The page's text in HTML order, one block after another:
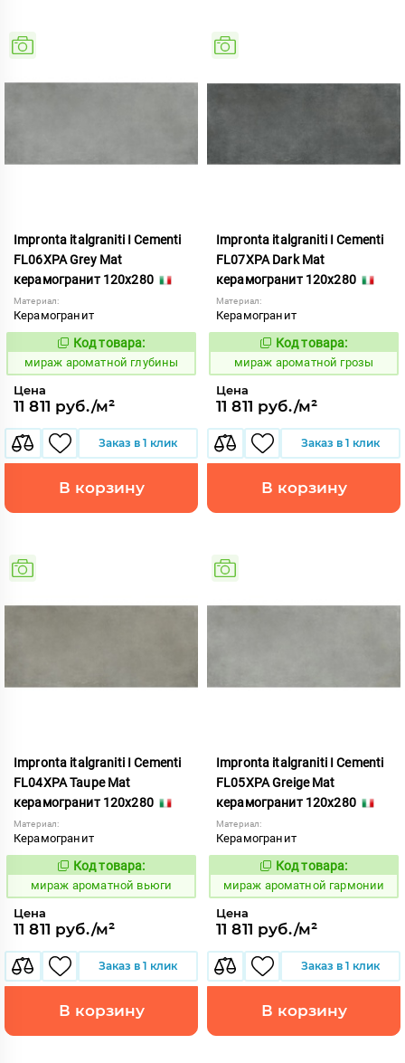
Impronta italgraniti I Cementi
FL06XPA Grey Mat
керамогранит 120x280
Материал:
Керамогранит
984642
Код товара:
мираж ароматной глубины
Цена
11 811 руб./м²
Заказ в 1 клик
В корзину
Impronta italgraniti I Cementi
FL07XPA Dark Mat
керамогранит 120x280
Материал:
Керамогранит
984644
Код товара:
мираж ароматной грозы
Цена
11 811 руб./м²
Заказ в 1 клик
В корзину
Impronta italgraniti I Cementi
FL04XPA Taupe Mat
керамогранит 120x280
Материал:
Керамогранит
984639
Код товара:
мираж ароматной вьюги
Цена
11 811 руб./м²
Заказ в 1 клик
В корзину
Impronta italgraniti I Cementi
FL05XPA Greige Mat
керамогранит 120x280
Материал:
Керамогранит
984641
Код товара:
мираж ароматной гармонии
Цена
11 811 руб./м²
Заказ в 1 клик
В корзину